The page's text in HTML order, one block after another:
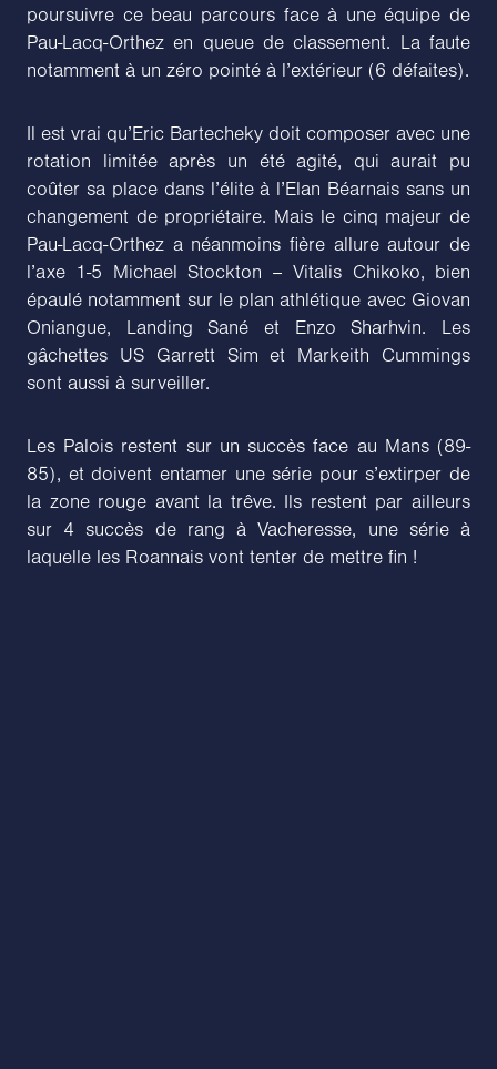
poursuivre ce beau parcours face à une équipe de
Pau-Lacq-Orthez en queue de classement. La faute
notamment à un zéro pointé à l’extérieur (6 défaites).
Il est vrai qu’Eric Bartecheky doit composer avec une
rotation limitée après un été agité, qui aurait pu
coûter sa place dans l’élite à l’Elan Béarnais sans un
changement de propriétaire. Mais le cinq majeur de
Pau-Lacq-Orthez a néanmoins fière allure autour de
l’axe 1-5 Michael Stockton – Vitalis Chikoko, bien
épaulé notamment sur le plan athlétique avec Giovan
Oniangue, Landing Sané et Enzo Sharhvin. Les
gâchettes US Garrett Sim et Markeith Cummings
sont aussi à surveiller.
Les Palois restent sur un succès face au Mans (89-
85), et doivent entamer une série pour s’extirper de
la zone rouge avant la trêve. Ils restent par ailleurs
sur 4 succès de rang à Vacheresse, une série à
laquelle les Roannais vont tenter de mettre fin !